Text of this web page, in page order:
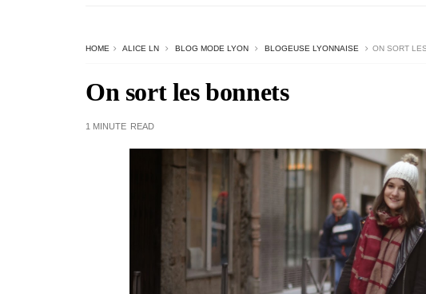
HOME ALICE LN BLOG MODE LYON BLOGEUSE LYONNAISE ON SORT
On sort les bonnets
1 MINUTE READ